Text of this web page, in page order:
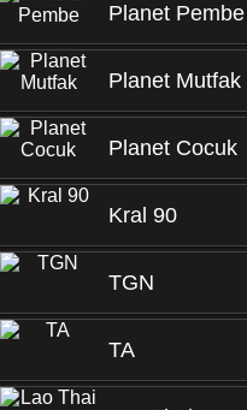
Planet Pembe
Planet Mutfak
Planet Cocuk
Kral 90
TGN
TA